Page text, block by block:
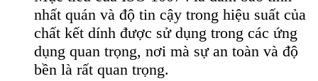
nhất quán và độ tin cậy trong hiệu suất của
chất kết dính được sử dụng trong các ứng
dụng quan trọng, nơi mà sự an toàn và độ
bền là rất quan trọng.